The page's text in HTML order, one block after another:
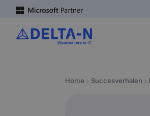
Home Succesverhalen